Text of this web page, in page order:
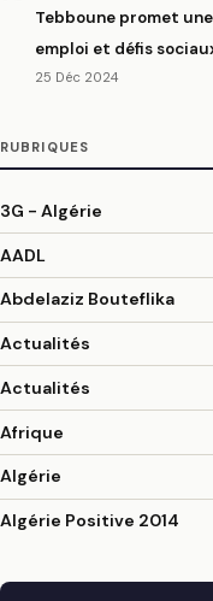
Tebboune promet
emploi et défis
25 Déc 2024
RUBRIQUES
3G - Algérie
AADL
Abdelaziz Bouteflika
Actualités
Actualités
Afrique
Algérie
Algérie Positive 2014